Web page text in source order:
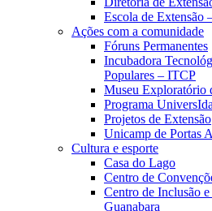
Escola de Extensão
Ações com a comunidade
Fóruns Permanentes
Incubadora
Populares – ITCP
Museu Exploratório
Programa
Projetos de Extensão
Unicamp de Portas
Cultura e esporte
Casa do Lago
Centro de
Centro de Inclusão
Guanabara